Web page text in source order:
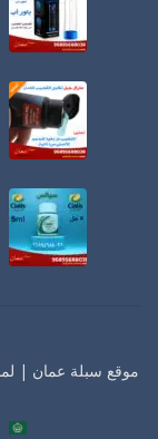
موقع سبلة عمان |